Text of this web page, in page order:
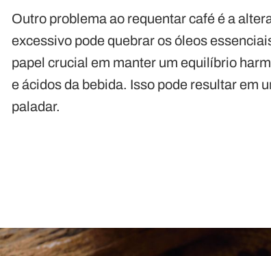
Outro problema ao requentar café é a
excessivo pode quebrar os óleos
papel crucial em manter um equilíbrio
e ácidos da bebida. Isso pode resultar em
paladar.